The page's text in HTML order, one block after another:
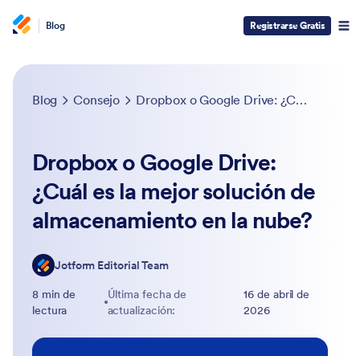
Blog Registrarse Gratis
Blog Consejo Dropbox o Google Drive: ¿Cuál es la mejor solución de almacenamiento en la nube?
Dropbox o Google Drive:
¿Cuál es la mejor solución de
almacenamiento en la nube?
Jotform Editorial Team
8 min de
lectura
Última fecha de
actualización:
16 de abril de
2026